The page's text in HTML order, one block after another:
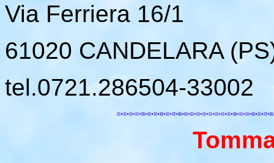
Via Ferriera 16/1
61020 CANDELARA
tel.0721.286504-33002